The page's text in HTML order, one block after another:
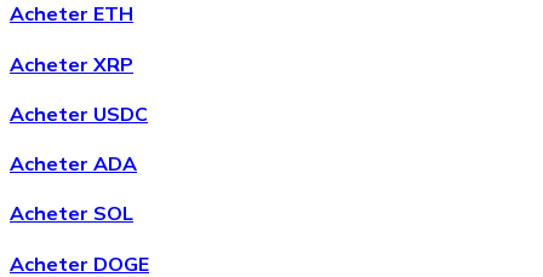
Acheter ETH
Acheter XRP
Acheter USDC
Acheter ADA
Acheter SOL
Acheter DOGE